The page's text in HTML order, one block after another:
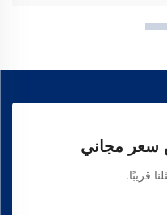
مجاني
قريبًا.